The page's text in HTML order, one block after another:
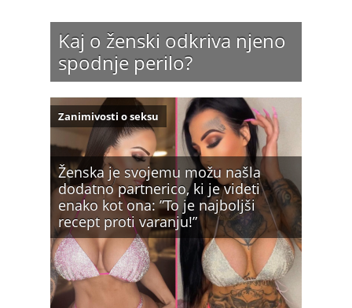
Kaj o ženski odkriva njeno
spodnje perilo?
Ženska je svojemu možu našla
dodatno partnerico, ki je videti
enako kot ona: ”To je najboljši
recept proti varanju!”
Zanimivosti o seksu